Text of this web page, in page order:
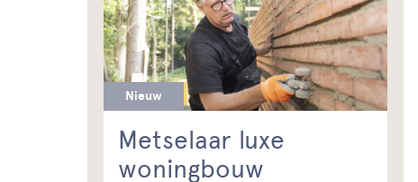
Nieuw
Metselaar luxe
woningbouw